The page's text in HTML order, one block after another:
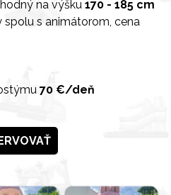
na výšku 170 - 185 cm
spolu s animátorom, cena
70 €/deň